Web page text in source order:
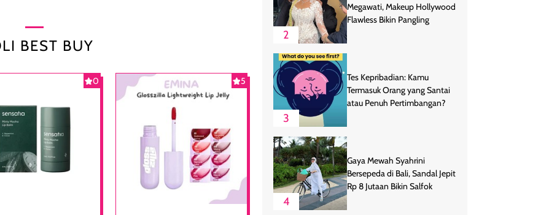
BEST BUY
0 5
2
Megawati, Makeup Hollywood
Flawless Bikin Pangling
3
Tes Kepribadian: Kamu
Termasuk Orang yang Santai
atau Penuh Pertimbangan?
4
Gaya Mewah Syahrini
Bersepeda di Bali, Sandal Jepit
Rp 8 Jutaan Bikin Salfok